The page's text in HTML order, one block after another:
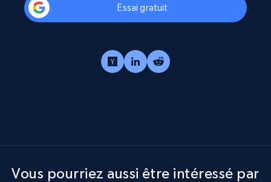
Essai gratuit
Vous pourriez aussi être intéressé par